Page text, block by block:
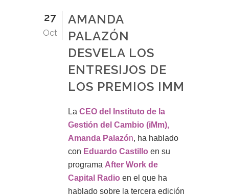
27
Oct
AMANDA
PALAZÓN
DESVELA LOS
ENTRESIJOS DE
LOS PREMIOS IMM
La CEO del Instituto de la
Gestión del Cambio (iMm),
Amanda Palazón, ha hablado
con Eduardo Castillo en su
programa After Work de
Capital Radio en el que ha
hablado sobre la tercera edición